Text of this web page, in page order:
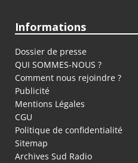
Informations
Dossier de presse
QUI SOMMES-NOUS ?
Comment nous rejoindre ?
Publicité
Mentions Légales
CGU
Politique de confidentialité
Sitemap
Archives Sud Radio